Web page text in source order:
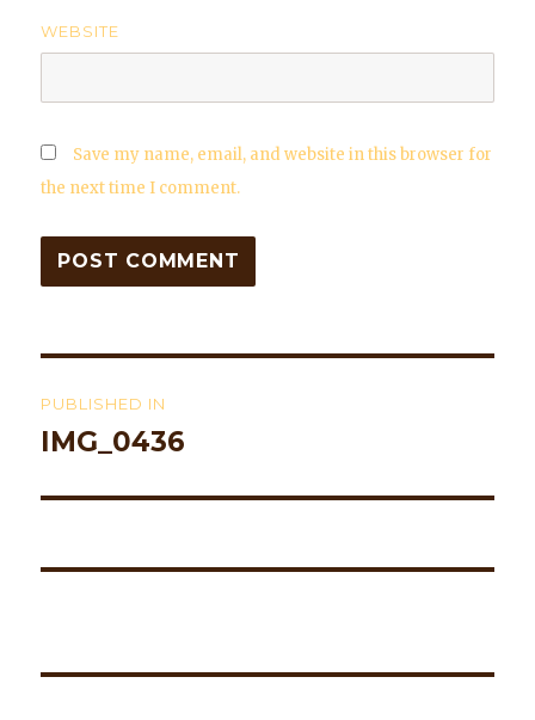
WEBSITE
Save my name, email, and website in this browser for
the next time I comment.
navigation
PUBLISHED IN
IMG_0436